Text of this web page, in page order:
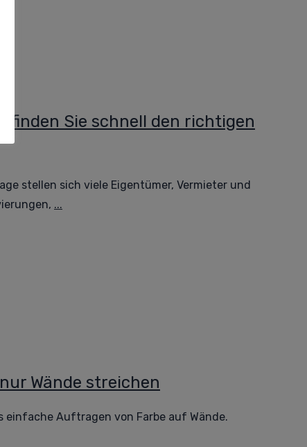
finden Sie schnell den richtigen
stellen sich viele Eigentümer, Vermieter und
...
Wände streichen
einfache Auftragen von Farbe auf Wände.